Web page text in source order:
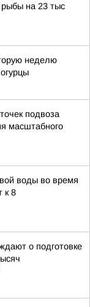
на 23 тыс
неделю
подвоза
масштабного
воды во время
к 8
о подготовке